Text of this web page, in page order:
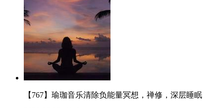
【767】瑜珈音乐清除负能量冥想，禅修，深层睡眠